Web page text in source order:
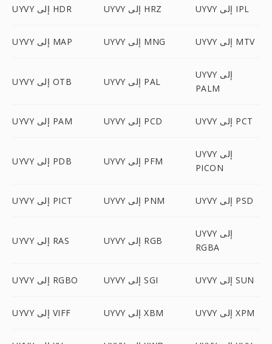
UYVY إلى HDR UYVY إلى HRZ UYVY إلى IPL
UYVY إلى MAP UYVY إلى MNG UYVY إلى MTV
UYVY إلى OTB UYVY إلى PAL
UYVY إلى
PALM
UYVY إلى PAM UYVY إلى PCD UYVY إلى PCT
UYVY إلى PDB UYVY إلى PFM
UYVY إلى
PICON
UYVY إلى PICT UYVY إلى PNM UYVY إلى PSD
UYVY إلى RAS UYVY إلى RGB
UYVY إلى
RGBA
UYVY إلى RGBO UYVY إلى SGI UYVY إلى SUN
UYVY إلى VIFF UYVY إلى XBM UYVY إلى XPM